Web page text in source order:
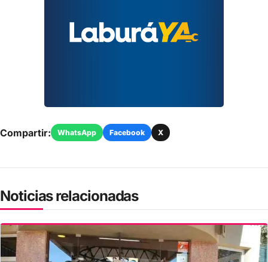
Compartir: WhatsApp Facebook X
Noticias relacionadas